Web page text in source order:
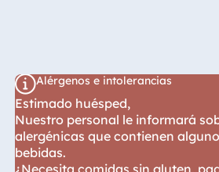
Alérgenos e intolerancias
Estimado huésped,
Nuestro personal le informará
alergénicas que contienen
bebidas.
¿Necesita comidas sin gluten,